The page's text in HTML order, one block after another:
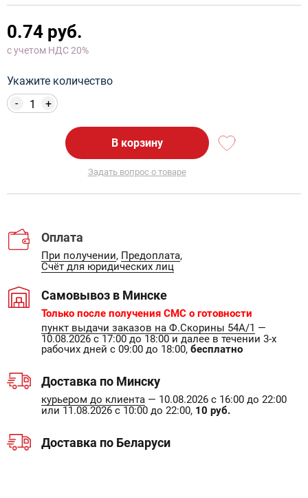
0.74 руб.
с учетом НДС 20%
Укажите количество
+
-
В корзину
Задать вопрос о товаре
Оплата
При получении, Предоплата,
Счёт для юридических лиц
Самовывоз в Минске
Только после получения СМС о готовности
пункт выдачи заказов на Ф.Скорины 54А/1 —
10.08.2026 с 17:00 до 18:00 и далее в течении 3-х
рабочих дней с 09:00 до 18:00, бесплатно
Доставка по Минску
курьером до клиента — 10.08.2026 с 16:00 до 22:00
или 11.08.2026 с 10:00 до 22:00, 10 руб.
Доставка по Беларуси